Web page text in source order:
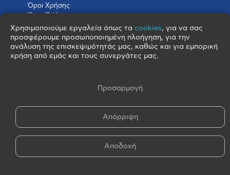
Όροι Χρήσης
Όροι Πώλησης
Όροι Αγοράς
Πολιτική Cookies
Πνευματικά Δικαιώματα
Όροι & Προϋποθέσεις Escrow
Χρησιμοποιούμε εργαλεία όπως τα cookies, για να σας
προσφέρουμε προσωποποιημένη πλοήγηση, για την
ανάλυση της επισκεψιμότητάς μας, καθώς και για εμπορική
χρήση από εμάς και τους συνεργάτες μας.
Προσαρμογή
Απόρριψη
Αποδοχή